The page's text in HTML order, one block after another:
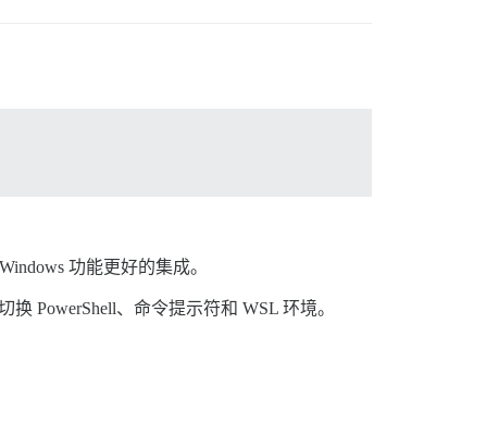
功能更好的集成。
PowerShell、命令提示符和 WSL 环境。